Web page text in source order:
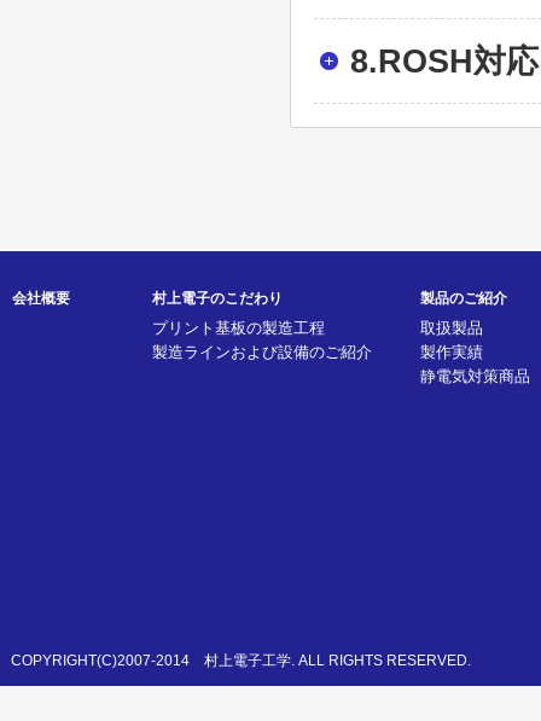
8.ROSH対
会社概要 村上電子のこだわり
プリント基板の製造工程
製造ラインおよび設備のご紹介
製品のご紹介
取扱製品
製作実績
静電気対策商品
COPYRIGHT(C)2007-2014 村上電子工学. ALL RIGHTS RESERVED.